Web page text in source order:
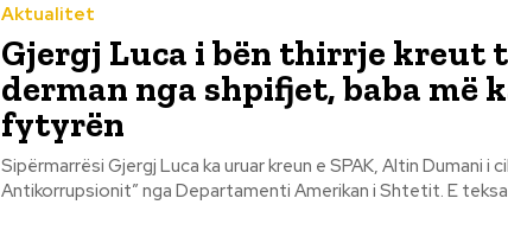
Aktualitet
Gjergj Luca i bën thirrje kreut
derman nga shpifjet, baba më
fytyrën
Sipërmarrësi Gjergj Luca ka uruar kreun e SPAK, Altin Dumani i
Antikorrupsionit” nga Departamenti Amerikan i